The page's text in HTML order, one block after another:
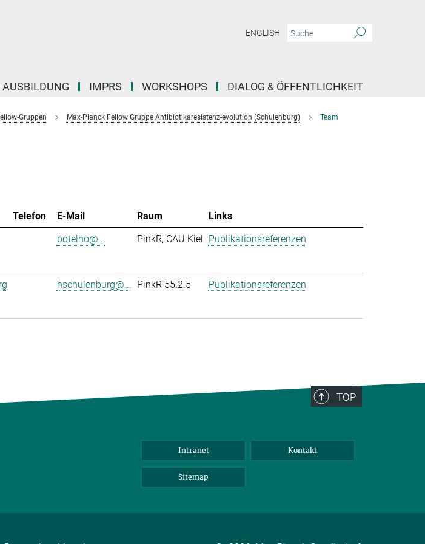
ENGLISH
AUSBILDUNG IMPRS WORKSHOPS DIALOG & ÖFFENTLICHKEIT
Gruppen Max-Planck Fellow Gruppe Antibiotikaresistenz-evolution (Schulenburg) Team
Telefon E-Mail Raum
Links
botelho@... PinkR, CAU Kiel Publikationsreferenzen
hschulenburg@... PinkR 55.2.5 Publikationsreferenzen
TOP
Intranet Kontakt
Sitemap